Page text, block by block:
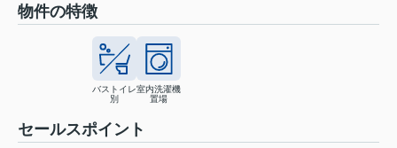
物件の特徴
バストイレ
別
室内洗濯機
置場
セールスポイント